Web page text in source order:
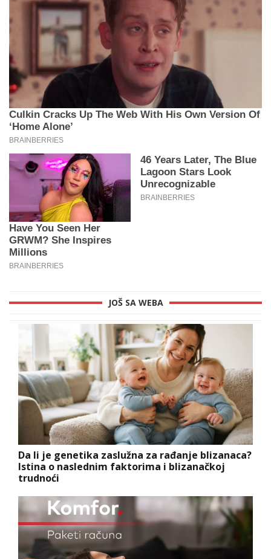
JOŠ SA WEBA
Da li je genetika zaslužna za rađanje blizanaca?
Istina o naslednim faktorima i blizanačkoj
trudnoći